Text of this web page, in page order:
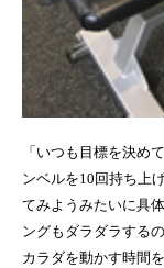
「いつも目標を決め
ンベルを10回持ち上
てみようみたいに具
ングもダラダラする
カラダを動かす時間